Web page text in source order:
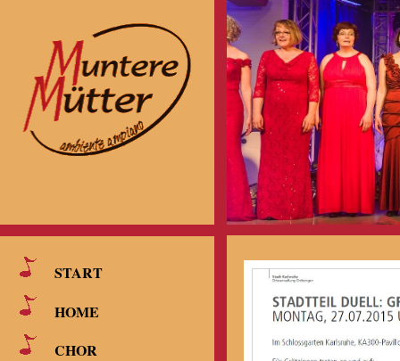
START
HOME
CHOR